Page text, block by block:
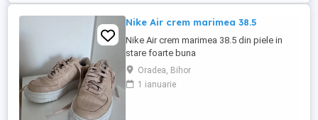
Nike Air crem marimea 38.5
Nike Air crem marimea 38.5 din piele in
stare foarte buna
Oradea, Bihor
1 ianuarie